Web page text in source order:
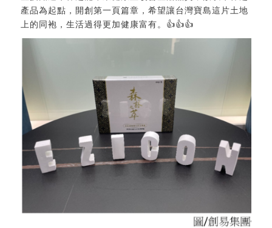
產品為起點，開創第一頁篇章，希望讓台灣寶島這片土地
上的同袍，生活過得更加健康富有。👍👍👍